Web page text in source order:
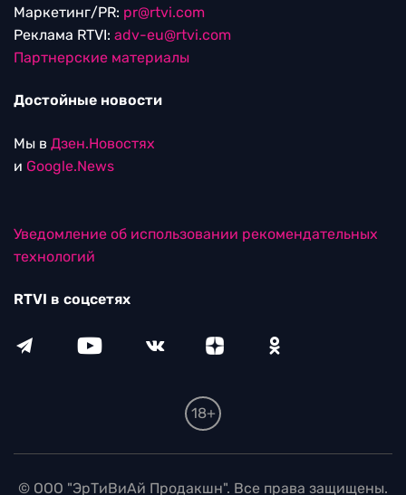
Маркетинг/PR: pr@rtvi.com
Реклама RTVI: adv-eu@rtvi.com
Партнерские материалы
Достойные новости
Мы в Дзен.Новостях
и Google.News
Уведомление об использовании рекомендательных
технологий
RTVI в соцсетях
18+
© ООО "ЭрТиВиАй Продакшн". Все права защищены.